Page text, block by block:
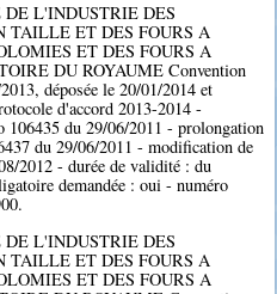
L'INDUSTRIE DES
TAILLE ET DES FOURS A
ET DES FOURS A
DU ROYAUME Convention
déposée le 20/01/2014 et
d'accord 2013-2014 -
106435 du 29/06/2011 - prolongation
du 29/06/2011 - modification de
2012 - durée de validité : du
demandée : oui - numéro
L'INDUSTRIE DES
TAILLE ET DES FOURS A
ET DES FOURS A